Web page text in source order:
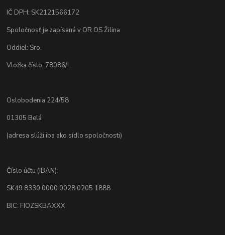
IČ DPH: SK2121566172
Spoločnosť je zapísaná v OR OS Žilina
Oddiel: Sro.
Vložka číslo: 78086/L
Oslobodenia 224/58
01305 Belá
(adresa slúži iba ako sídlo spoločnosti)
Číslo účtu (IBAN):
SK49 8330 0000 0028 0205 1888
BIC: FIOZSKBAXXX